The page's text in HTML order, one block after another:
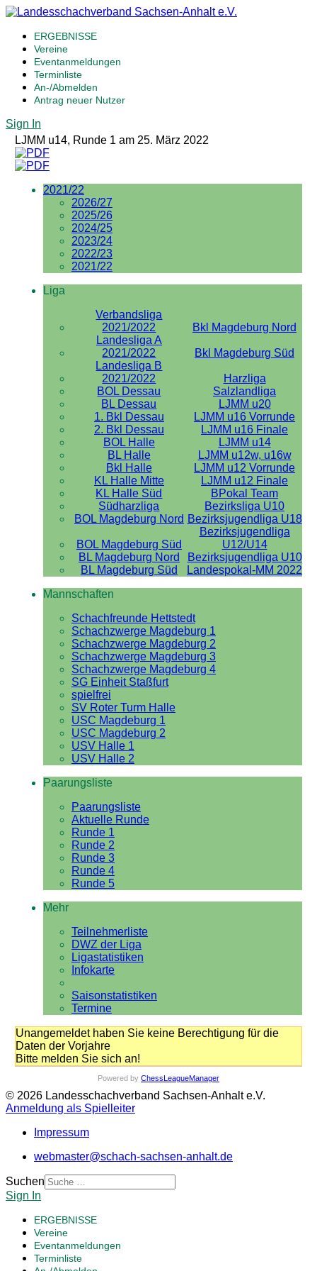
ERGEBNISSE
Vereine
Eventanmeldungen
Terminliste
An-/Abmelden
Antrag neuer Nutzer
Sign In
LJMM u14, Runde 1 am 25. März 2022
2021/22
2026/27
2025/26
2024/25
2023/24
2022/23
2021/22
Liga
Verbandsliga
2021/2022
Bkl Magdeburg Nord
Landesliga A
2021/2022
Bkl Magdeburg Süd
Landesliga B
2021/2022
Harzliga
BOL Dessau
Salzlandliga
BL Dessau
LJMM u20
1. Bkl Dessau
LJMM u16 Vorrunde
2. Bkl Dessau
LJMM u16 Finale
BOL Halle
LJMM u14
BL Halle
LJMM u12w, u16w
Bkl Halle
LJMM u12 Vorrunde
KL Halle Mitte
LJMM u12 Finale
KL Halle Süd
BPokal Team
Südharzliga
Bezirksliga U10
BOL Magdeburg Nord Bezirksjugendliga U18
BOL Magdeburg Süd
Bezirksjugendliga
U12/U14
BL Magdeburg Nord
Bezirksjugendliga U10
BL Magdeburg Süd
Landespokal-MM 2022
Mannschaften
Schachfreunde Hettstedt
Schachzwerge Magdeburg 1
Schachzwerge Magdeburg 2
Schachzwerge Magdeburg 3
Schachzwerge Magdeburg 4
SG Einheit Staßfurt
spielfrei
SV Roter Turm Halle
USC Magdeburg 1
USC Magdeburg 2
USV Halle 1
USV Halle 2
Paarungsliste
Paarungsliste
Aktuelle Runde
Runde 1
Runde 2
Runde 3
Runde 4
Runde 5
Mehr
Teilnehmerliste
DWZ der Liga
Ligastatistiken
Infokarte
Saisonstatistiken
Termine
Unangemeldet haben Sie keine Berechtigung für die
Daten der Vorjahre
Bitte melden Sie sich an!
Powered by ChessLeagueManager
© 2026 Landesschachverband Sachsen-Anhalt e.V.
Anmeldung als Spielleiter
Impressum
webmaster@schach-sachsen-anhalt.de
Suchen
Sign In
ERGEBNISSE
Vereine
Eventanmeldungen
Terminliste